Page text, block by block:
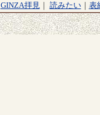
GINZA拝見｜ 読みたい｜ 表